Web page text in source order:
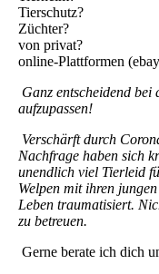
Tierschutz?
Züchter?
von privat?
online-Plattformen
Ganz entscheidend bei
aufzupassen!
Verschärft durch
Nachfrage haben sich
unendlich viel Tierleid
Welpen mit ihren
Leben traumatisiert.
zu betreuen.
Gerne berate ich dich